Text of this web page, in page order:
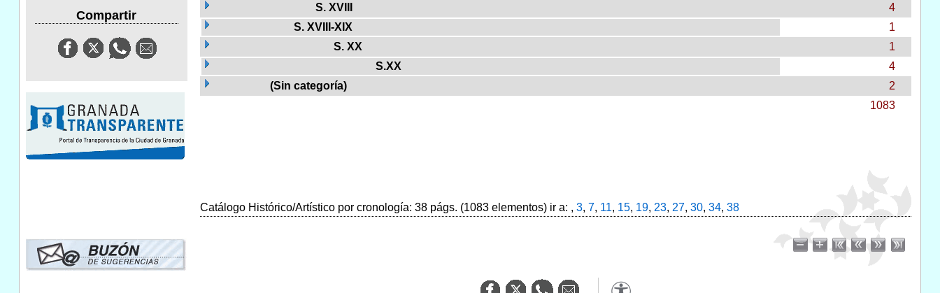
Compartir
S. XVIII
4
S. XVIII-XIX
1
S. XX
1
S.XX
4
(Sin categoría)
2
1083
Catálogo Histórico/Artístico por cronología: 38 págs. (1083 elementos) ir a: , 3, 7, 11, 15, 19, 23, 27, 30, 34, 38